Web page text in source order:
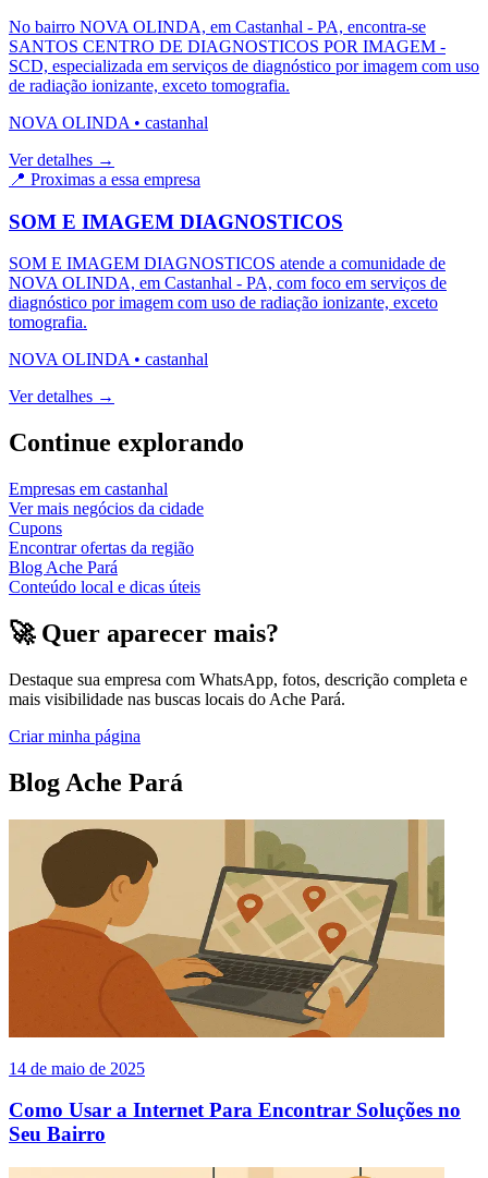
No bairro NOVA OLINDA, em Castanhal - PA, encontra-se
SANTOS CENTRO DE DIAGNOSTICOS POR IMAGEM -
SCD, especializada em serviços de diagnóstico por imagem com uso
de radiação ionizante, exceto tomografia.
NOVA OLINDA • castanhal
Ver detalhes →
📍 Proximas a essa empresa
SOM E IMAGEM DIAGNOSTICOS
SOM E IMAGEM DIAGNOSTICOS atende a comunidade de
NOVA OLINDA, em Castanhal - PA, com foco em serviços de
diagnóstico por imagem com uso de radiação ionizante, exceto
tomografia.
NOVA OLINDA • castanhal
Ver detalhes →
Continue explorando
Empresas em castanhal
Ver mais negócios da cidade
Cupons
Encontrar ofertas da região
Blog Ache Pará
Conteúdo local e dicas úteis
🚀 Quer aparecer mais?
Destaque sua empresa com WhatsApp, fotos, descrição completa e
mais visibilidade nas buscas locais do Ache Pará.
Criar minha página
Blog Ache Pará
14 de maio de 2025
Como Usar a Internet Para Encontrar Soluções no
Seu Bairro